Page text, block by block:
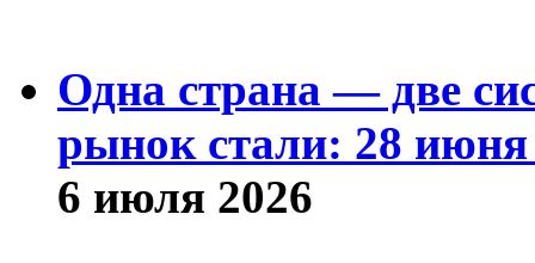
Одна страна — две
рынок стали: 28
6 июля 2026